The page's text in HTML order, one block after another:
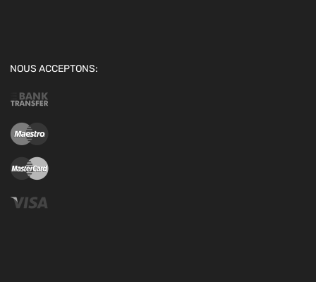
NOUS ACCEPTONS: